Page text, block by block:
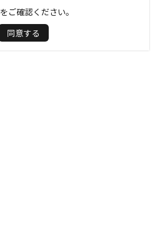
をご確認ください。
同意する